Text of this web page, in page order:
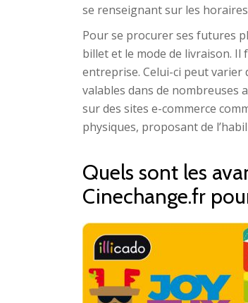
se renseignant sur les
Pour se procurer ses futures
billet et le mode de livraison.
entreprise. Celui-ci peut varier
valables dans de nombreuses
sur des sites e-commerce
physiques, proposant de
Quels sont les
Cinechange.fr